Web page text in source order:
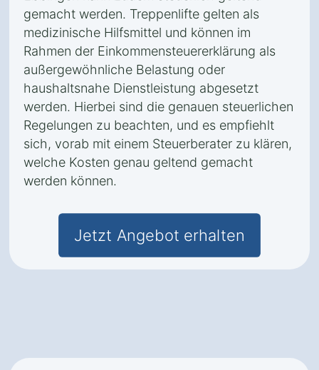
gemacht werden. Treppenlifte gelten als
medizinische Hilfsmittel und können im
Rahmen der Einkommensteuererklärung als
außergewöhnliche Belastung oder
haushaltsnahe Dienstleistung abgesetzt
werden. Hierbei sind die genauen steuerlichen
Regelungen zu beachten, und es empfiehlt
sich, vorab mit einem Steuerberater zu klären,
welche Kosten genau geltend gemacht
werden können.
Jetzt Angebot erhalten